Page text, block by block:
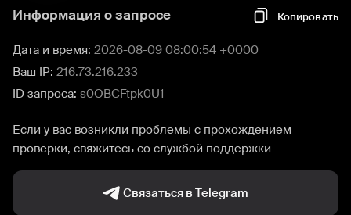
Информация о запросе Копировать
Дата и время: 2026-08-09 08:00:54 +0000
Ваш IP: 216.73.216.233
ID запроса: s0OBCFtpk0U1
Если у вас возникли проблемы с прохождением
проверки, свяжитесь со службой поддержки
Связаться в Telegram